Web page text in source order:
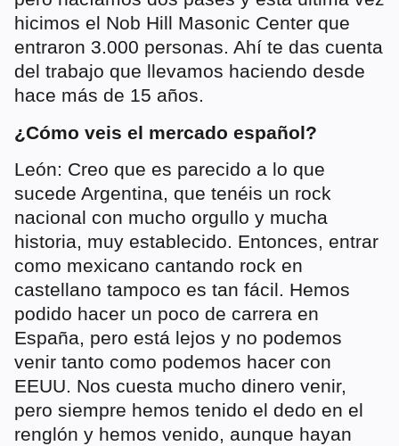
hicimos el Nob Hill Masonic Center que
entraron 3.000 personas. Ahí te das cuenta
del trabajo que llevamos haciendo desde
hace más de 15 años.
¿Cómo veis el mercado español?
León: Creo que es parecido a lo que
sucede Argentina, que tenéis un rock
nacional con mucho orgullo y mucha
historia, muy establecido. Entonces, entrar
como mexicano cantando rock en
castellano tampoco es tan fácil. Hemos
podido hacer un poco de carrera en
España, pero está lejos y no podemos
venir tanto como podemos hacer con
EEUU. Nos cuesta mucho dinero venir,
pero siempre hemos tenido el dedo en el
renglón y hemos venido, aunque hayan